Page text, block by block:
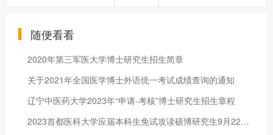
随便看看
2020年第三军医大学博士研究生招生简章
关于2021年全国医学博士外语统一考试成绩查询的通知
辽宁中医药大学2023年“申请-考核”博士研究生招生章程
2023首都医科大学应届本科生免试攻读硕博研究生9月22开始报名！